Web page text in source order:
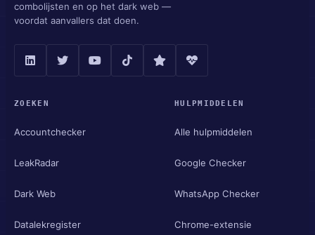
combolijsten en op het dark web —
voordat aanvallers dat doen.
ZOEKEN
Accountchecker
LeakRadar
Dark Web
Datalekregister
HULPMIDDELEN
Alle hulpmiddelen
Google Checker
WhatsApp Checker
Chrome-extensie